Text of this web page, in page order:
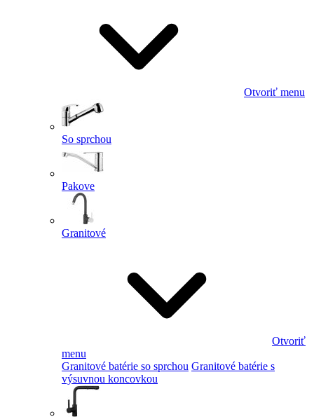
Otvoriť menu
So sprchou
Pakove
Granitové
Otvoriť
menu
Granitové batérie so sprchou Granitové batérie s
výsuvnou koncovkou